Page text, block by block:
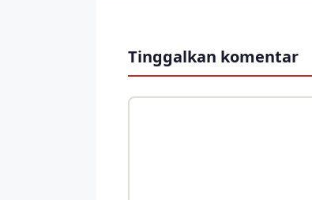
Tinggalkan komentar
Komentar
Nama
Surel
Situs